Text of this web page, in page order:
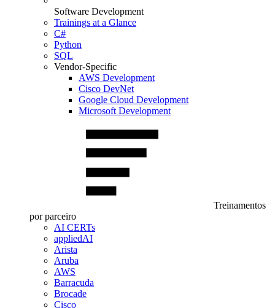
Software Development
Trainings at a Glance
C#
Python
SQL
Vendor-Specific
AWS Development
Cisco DevNet
Google Cloud Development
Microsoft Development
Treinamentos
por parceiro
AI CERTs
appliedAI
Arista
Aruba
AWS
Barracuda
Brocade
Cisco